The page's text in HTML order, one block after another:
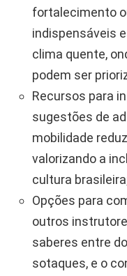
fortalecimento
indispensáveis
clima quente,
podem ser
Recursos para
sugestões de
mobilidade
valorizando a
cultura
Opções para
outros
saberes entre
sotaques, e o